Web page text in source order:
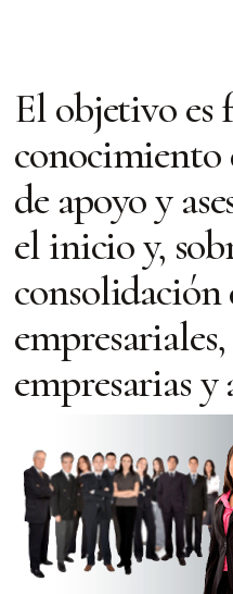
El objetivo es
conocimiento
de apoyo y
el inicio y,
consolidación
empresarias y